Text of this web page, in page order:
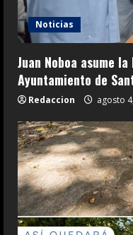
Noticias
Juan Noboa asume
Ayuntamiento de
Redaccion agosto